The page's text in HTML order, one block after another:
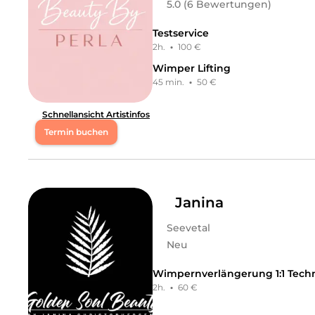
5.0 (6 Bewertungen)
Testservice
2h. · 100 €
Wimper Lifting
45 min. · 50 €
Schnellansicht Artistinfos
Termin buchen
Mo 08:00 - 18:00
Di
08:00 - 18:00
08:00 - 18:00
Fr 08:00 - 20:00
Janina
Seevetal
Neu
Wimpernverlängerung 1:1
2h. · 60 €